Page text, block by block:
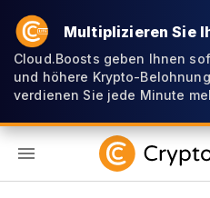
Multiplizieren Sie
Cloud.Boosts geben Ihnen
und höhere Krypto-
verdienen Sie jede Minute